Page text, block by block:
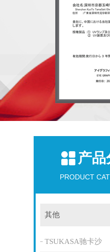
产品
PRODUCT
其他
TSUKASA驰卡沙